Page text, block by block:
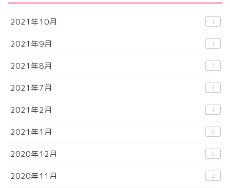
2021年10月 1
2021年9月 1
2021年8月 3
2021年7月 1
2021年2月 1
2021年1月 6
2020年12月 5
2020年11月 2